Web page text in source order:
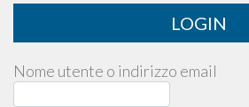
LOGIN
Nome utente o indirizzo email